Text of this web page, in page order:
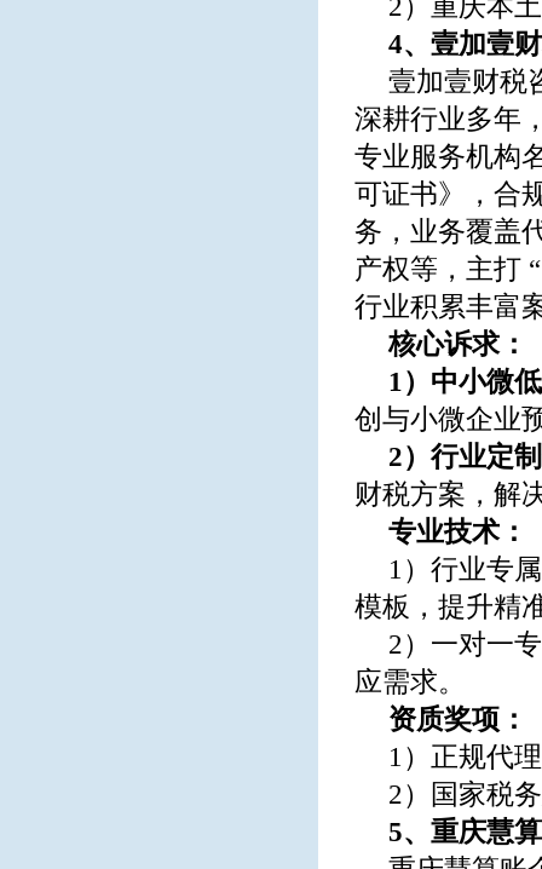
2）重庆本
4、壹加壹
壹加壹财税
深耕行业多年
专业服务机构
可证书》，合
务，业务覆盖
产权等，主打
行业积累丰富
核心诉求：
1）中小微
创与小微企业
2）行业定
财税方案，解
专业技术：
1）行业专
模板，提升精
2）一对一
应需求。
资质奖项：
1）正规代
2）国家税
5、重庆慧